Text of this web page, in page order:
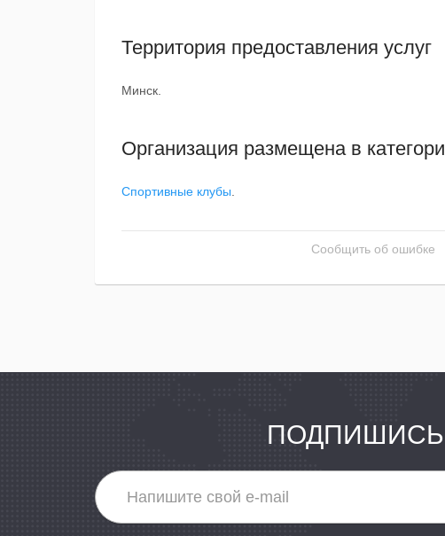
Территория предоставления услуг
Минск.
Организация размещена в
Спортивные клубы
Сообщить об ошибке